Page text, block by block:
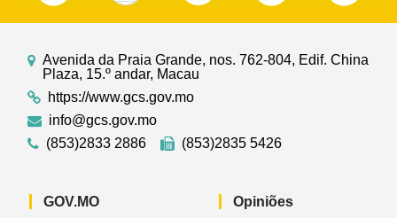
Avenida da Praia Grande, nos. 762-804, Edif. China
Plaza, 15.º andar, Macau
https://www.gcs.gov.mo
info@gcs.gov.mo
(853)2833 2886
(853)2835 5426
GOV.MO Opiniões